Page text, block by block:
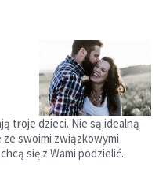
troje dzieci. Nie są idealną
ze swoimi związkowymi
się z Wami podzielić.